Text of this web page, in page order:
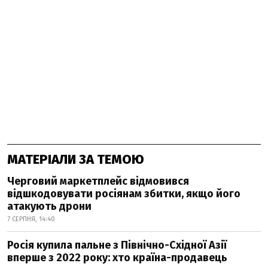
МАТЕРІАЛИ ЗА ТЕМОЮ
Черговий маркетплейс відмовився
відшкодовувати росіянам збитки, якщо його
атакують дрони
7 СЕРПНЯ, 14:40
Росія купила пальне з Північно-Східної Азії
вперше з 2022 року: хто країна-продавець